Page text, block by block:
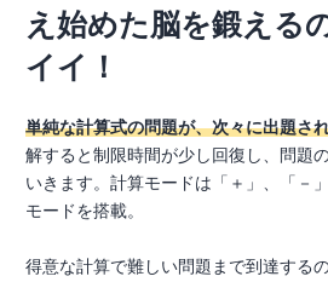
え始めた脳を鍛える
イイ！
単純な計算式の問題が、次々に出題さ
解すると制限時間が少し回復し、問題
いきます。計算モードは「＋」、「－
モードを搭載。
得意な計算で難しい問題まで到達する